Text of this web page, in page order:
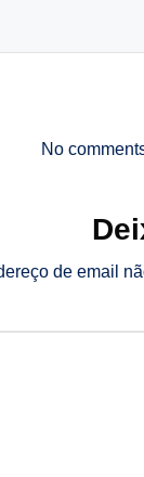
No
de email